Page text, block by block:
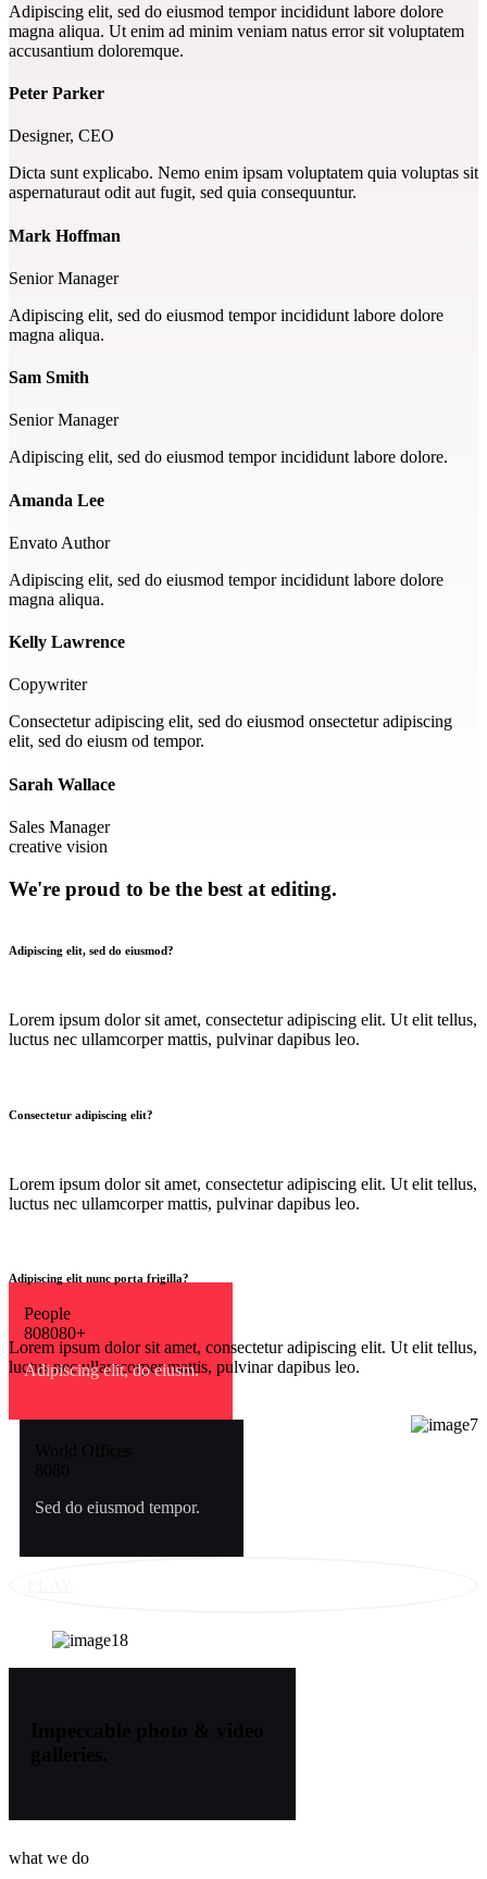
Adipiscing elit, sed do eiusmod tempor incididunt labore dolore
magna aliqua. Ut enim ad minim veniam natus error sit voluptatem
accusantium doloremque.
Peter Parker
Designer, CEO
Dicta sunt explicabo. Nemo enim ipsam voluptatem quia voluptas sit
aspernaturaut odit aut fugit, sed quia consequuntur.
Mark Hoffman
Senior Manager
Adipiscing elit, sed do eiusmod tempor incididunt labore dolore
magna aliqua.
Sam Smith
Senior Manager
Adipiscing elit, sed do eiusmod tempor incididunt labore dolore.
Amanda Lee
Envato Author
Adipiscing elit, sed do eiusmod tempor incididunt labore dolore
magna aliqua.
Kelly Lawrence
Copywriter
Consectetur adipiscing elit, sed do eiusmod onsectetur adipiscing
elit, sed do eiusm od tempor.
Sarah Wallace
Sales Manager
creative vision
We're proud to be the best at editing.
Adipiscing elit, sed do eiusmod?
Lorem ipsum dolor sit amet, consectetur adipiscing elit. Ut elit tellus,
luctus nec ullamcorper mattis, pulvinar dapibus leo.
Consectetur adipiscing elit?
Lorem ipsum dolor sit amet, consectetur adipiscing elit. Ut elit tellus,
luctus nec ullamcorper mattis, pulvinar dapibus leo.
Adipiscing elit nunc porta frigilla?
Lorem ipsum dolor sit amet, consectetur adipiscing elit. Ut elit tellus,
luctus nec ullamcorper mattis, pulvinar dapibus leo.
People
808080+
Adipiscing elit, do eiusm.
Sed do eiusmod tempor.
what we do